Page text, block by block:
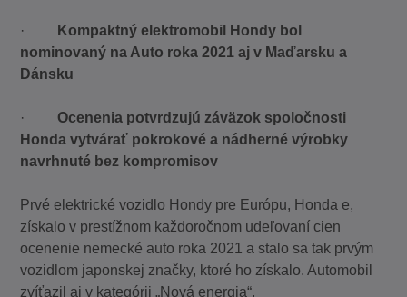
·
Kompaktný elektromobil Hondy bol
nominovaný na Auto roka 2021 aj v Maďarsku a
Dánsku
·Ocenenia potvrdzujú záväzok spoločnosti
Honda vytvárať pokrokové a nádherné výrobky
navrhnuté bez kompromisov
Prvé elektrické vozidlo Hondy pre Európu, Honda e,
získalo v prestížnom každoročnom udeľovaní cien
ocenenie nemecké auto roka 2021 a stalo sa tak prvým
vozidlom japonskej značky, ktoré ho získalo. Automobil
zvíťazil aj v kategórii „Nová energia“.